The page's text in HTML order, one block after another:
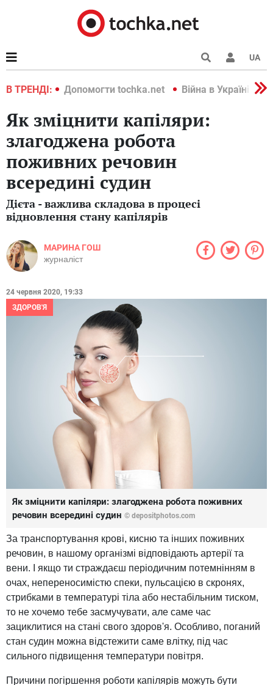
UA
В ТРЕНДІ:
2022 Допомогти tochka.net Війна в Україні 2022
Як зміцнити капіляри:
злагоджена робота
поживних речовин
всередині судин
Дієта - важлива складова в процесі
відновлення стану капілярів
МАРИНА ГОШ
журналіст
24 червня 2020, 19:33
ЗДОРОВ'Я
Як зміцнити капіляри: злагоджена робота поживних
речовин всередині судин © depositphotos.com
За транспортування крові, кисню та інших поживних
речовин, в нашому організмі відповідають артерії та
вени. І якщо ти страждаєш періодичним потемнінням в
очах, непереносимістю спеки, пульсацією в скронях,
стрибками в температурі тіла або нестабільним тиском,
то не хочемо тебе засмучувати, але саме час
зациклитися на стані свого здоров'я. Особливо, поганий
стан судин можна відстежити саме влітку, під час
сильного підвищення температури повітря.
Причини погіршення роботи капілярів можуть бути